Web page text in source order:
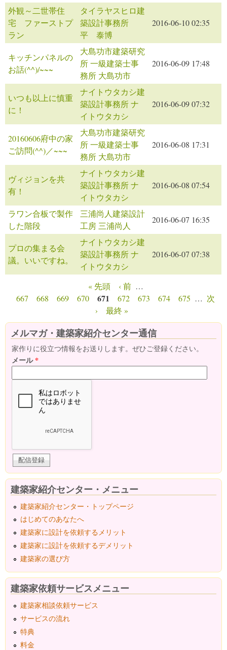
外観～二世帯住
宅 ファーストプ
ラン
タイラヤスヒロ建
築設計事務所
平 泰博
2016-06-10 02:35
キッチンパネルの
お話(^^)/~~~
大島功市建築研究
所 一級建築士事
務所 大島功市
2016-06-09 17:48
いつも以上に慎重
に！
ナイトウタカシ建
築設計事務所 ナ
イトウタカシ
2016-06-09 07:32
20160606府中の家
ご訪問(^^)／~~~
大島功市建築研究
所 一級建築士事
務所 大島功市
2016-06-08 17:31
ヴィジョンを共
有！
ナイトウタカシ建
築設計事務所 ナ
イトウタカシ
2016-06-08 07:54
ラワン合板で製作
した階段
三浦尚人建築設計
工房 三浦尚人
2016-06-07 16:35
プロの集まる会
議。いいですね。
ナイトウタカシ建
築設計事務所 ナ
イトウタカシ
2016-06-07 07:38
ページ « 先頭 ‹ 前 …
667
668 669 670 671 672 673 674 675 … 次
›
最終 »
メルマガ・建築家紹介センター通信
家作りに役立つ情報をお送りします。ぜひご登録ください。
メール*
建築家紹介センター・メニュー
建築家紹介センター・トップページ
はじめてのあなたへ
建築家に設計を依頼するメリット
建築家に設計を依頼するデメリット
建築家の選び方
建築家依頼サービスメニュー
建築家相談依頼サービス
サービスの流れ
特典
料金